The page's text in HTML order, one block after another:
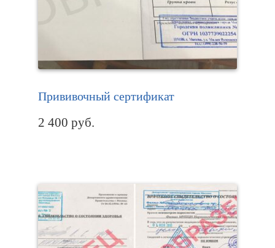
Прививочный сертификат
2 400 руб.